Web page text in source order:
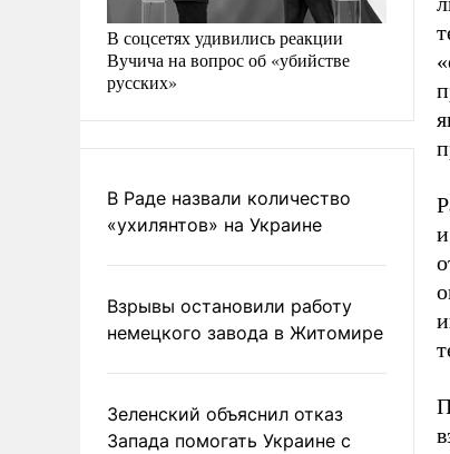
В соцсетях удивились реакции
Вучича на вопрос об «убийстве
русских»
В Раде назвали количество
«ухилянтов» на Украине
Взрывы остановили работу
немецкого завода в Житомире
Зеленский объяснил отказ
Запада помогать Украине с